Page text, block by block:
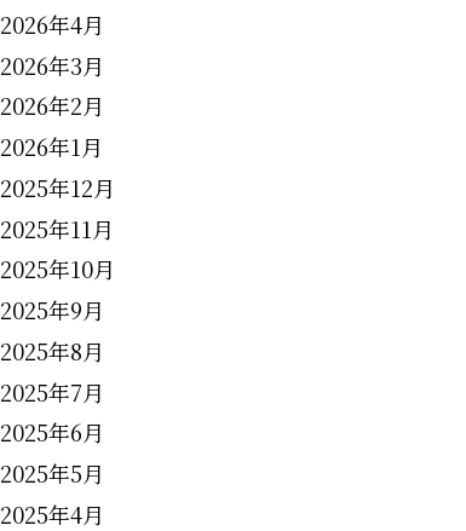
2026年4月
2026年3月
2026年2月
2026年1月
2025年12月
2025年11月
2025年10月
2025年9月
2025年8月
2025年7月
2025年6月
2025年5月
2025年4月